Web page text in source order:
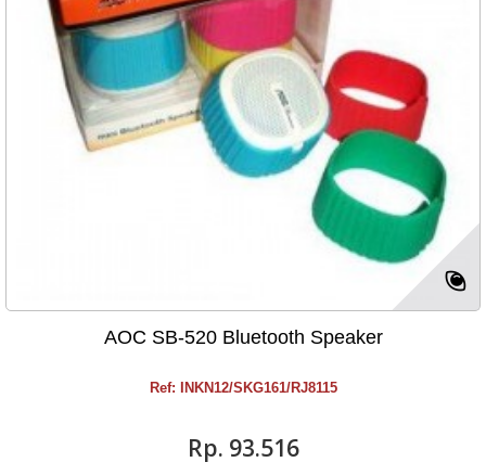
AOC SB-520 Bluetooth Speaker
Ref: INKN12/SKG161/RJ8115
Rp‎. 93.516